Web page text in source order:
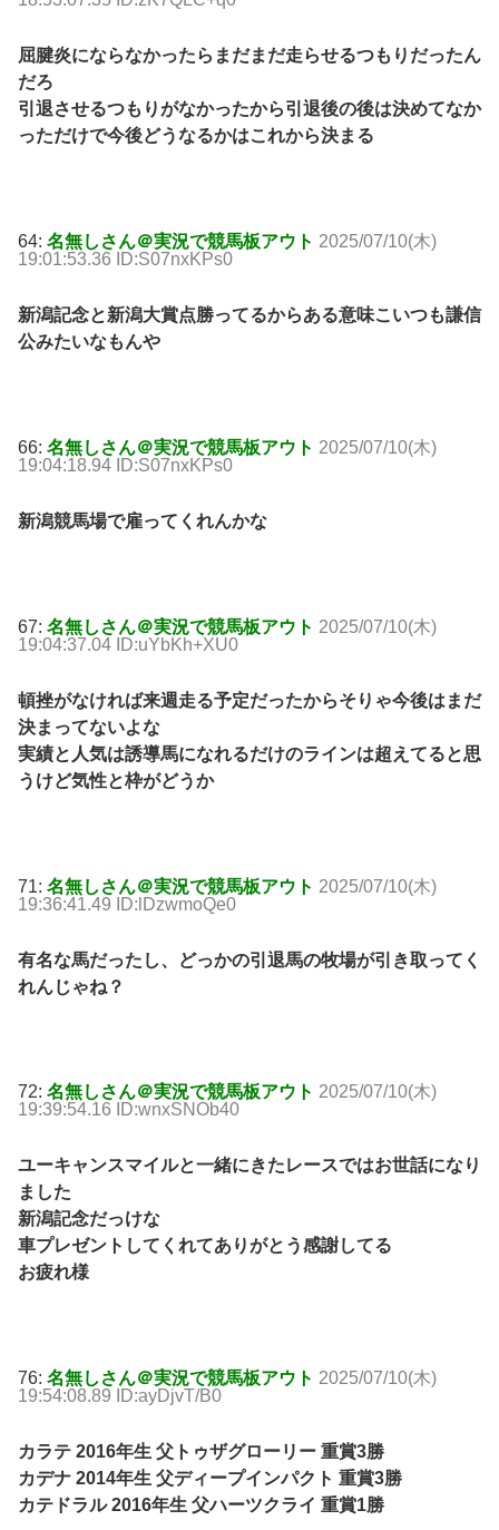
屈腱炎にならなかったらまだまだ走らせるつもりだったん
だろ
引退させるつもりがなかったから引退後の後は決めてなか
っただけで今後どうなるかはこれから決まる
64: 名無しさん＠実況で競馬板アウト 2025/07/10(木)
19:01:53.36 ID:S07nxKPs0
新潟記念と新潟大賞点勝ってるからある意味こいつも謙信
公みたいなもんや
66: 名無しさん＠実況で競馬板アウト 2025/07/10(木)
19:04:18.94 ID:S07nxKPs0
新潟競馬場で雇ってくれんかな
67: 名無しさん＠実況で競馬板アウト 2025/07/10(木)
19:04:37.04 ID:uYbKh+XU0
頓挫がなければ来週走る予定だったからそりゃ今後はまだ
決まってないよな
実績と人気は誘導馬になれるだけのラインは超えてると思
うけど気性と枠がどうか
71: 名無しさん＠実況で競馬板アウト 2025/07/10(木)
19:36:41.49 ID:lDzwmoQe0
有名な馬だったし、どっかの引退馬の牧場が引き取ってく
れんじゃね？
72: 名無しさん＠実況で競馬板アウト 2025/07/10(木)
19:39:54.16 ID:wnxSNOb40
ユーキャンスマイルと一緒にきたレースではお世話になり
ました
新潟記念だっけな
車プレゼントしてくれてありがとう感謝してる
お疲れ様
76: 名無しさん＠実況で競馬板アウト 2025/07/10(木)
19:54:08.89 ID:ayDjvT/B0
カラテ 2016年生 父トゥザグローリー 重賞3勝
カデナ 2014年生 父ディープインパクト 重賞3勝
カテドラル 2016年生 父ハーツクライ 重賞1勝